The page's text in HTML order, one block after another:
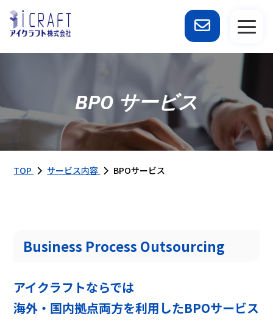
BPO サービス
TOP サービス内容 BPOサービス
Business Process Outsourcing
アイクラフトならでは
海外・国内拠点両方を利用したBPOサービス